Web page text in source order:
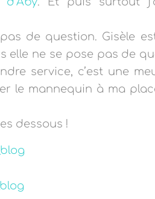
de question. Gisèle
elle ne se pose pas de
service, c’est une
le mannequin à ma
dessous !